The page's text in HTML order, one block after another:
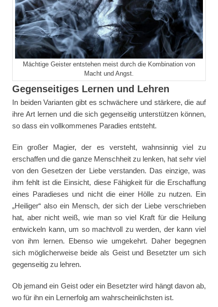
Mächtige Geister entstehen meist durch die Kombination von
Macht und Angst.
Gegenseitiges Lernen und Lehren
In beiden Varianten gibt es schwächere und stärkere, die auf
ihre Art lernen und die sich gegenseitig unterstützen können,
so dass ein vollkommenes Paradies entsteht.
Ein großer Magier, der es versteht, wahnsinnig viel zu
erschaffen und die ganze Menschheit zu lenken, hat sehr viel
von den Gesetzen der Liebe verstanden. Das einzige, was
ihm fehlt ist die Einsicht, diese Fähigkeit für die Erschaffung
eines Paradieses und nicht die einer Hölle zu nutzen. Ein
„Heiliger“ also ein Mensch, der sich der Liebe verschrieben
hat, aber nicht weiß, wie man so viel Kraft für die Heilung
entwickeln kann, um so machtvoll zu werden, der kann viel
von ihm lernen. Ebenso wie umgekehrt. Daher begegnen
sich möglicherweise beide als Geist und Besetzter um sich
gegenseitig zu lehren.
Ob jemand ein Geist oder ein Besetzter wird hängt davon ab,
wo für ihn ein Lernerfolg am wahrscheinlichsten ist.